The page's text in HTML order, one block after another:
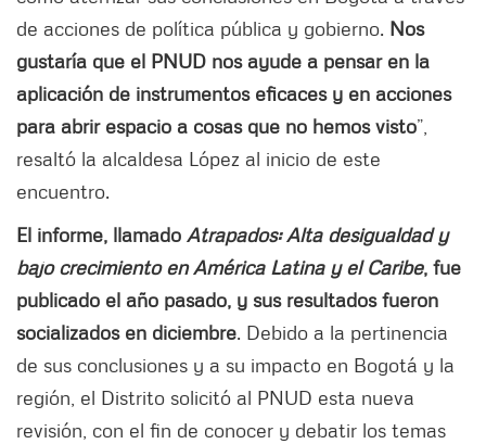
de acciones de política pública y gobierno. Nos
gustaría que el PNUD nos ayude a pensar en la
aplicación de instrumentos eficaces y en acciones
para abrir espacio a cosas que no hemos visto”,
resaltó la alcaldesa López al inicio de este
encuentro.
El informe, llamado Atrapados: Alta desigualdad y
bajo crecimiento en América Latina y el Caribe, fue
publicado el año pasado, y sus resultados fueron
socializados en diciembre. Debido a la pertinencia
de sus conclusiones y a su impacto en Bogotá y la
región, el Distrito solicitó al PNUD esta nueva
revisión, con el fin de conocer y debatir los temas